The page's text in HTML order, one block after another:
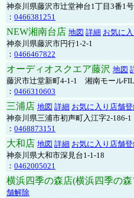
神奈川県藤沢市辻堂神台1丁目3番1
： 0466381251
NEW湘南台店 地図 詳細 お気に
神奈川県藤沢市円行1-2-1
： 0466467822
オーディオスクエア藤沢 地図
藤沢市辻堂新町4-1-1 湘南モール
： 0466310603
三浦店 地図 詳細 お気に入り店舗
神奈川県三浦市初声町入江字2-186-1
： 0468873151
大和店 地図 詳細 お気に入り店舗
神奈川県大和市深見台1-1-18
： 0462005021
横浜四季の森店(横浜四季の
舗解除